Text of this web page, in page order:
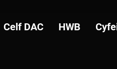
Celf DAC HWB